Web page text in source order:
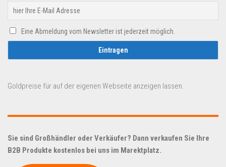
Eine Abmeldung vom Newsletter ist jederzeit möglich.
Goldpreise für auf der eigenen Webseite anzeigen lassen.
Sie sind Großhändler oder Verkäufer? Dann verkaufen Sie Ihre
B2B Produkte kostenlos bei uns im Marektplatz.